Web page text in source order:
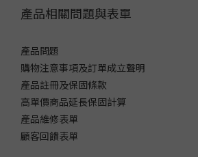
產品相關問題與表單
產品問題
購物注意事項及訂單成立聲明
產品註冊及保固條款
高單價商品延長保固計算
產品維修表單
顧客回饋表單